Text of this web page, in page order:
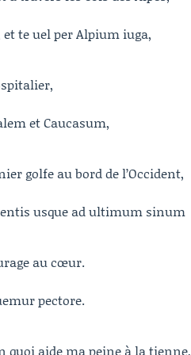
et te uel per Alpium iuga,
et Caucasum,
golfe au bord de l’Occident,
usque ad ultimum sinum
au cœur.
pectore.
quoi aide ma peine à la tienne,